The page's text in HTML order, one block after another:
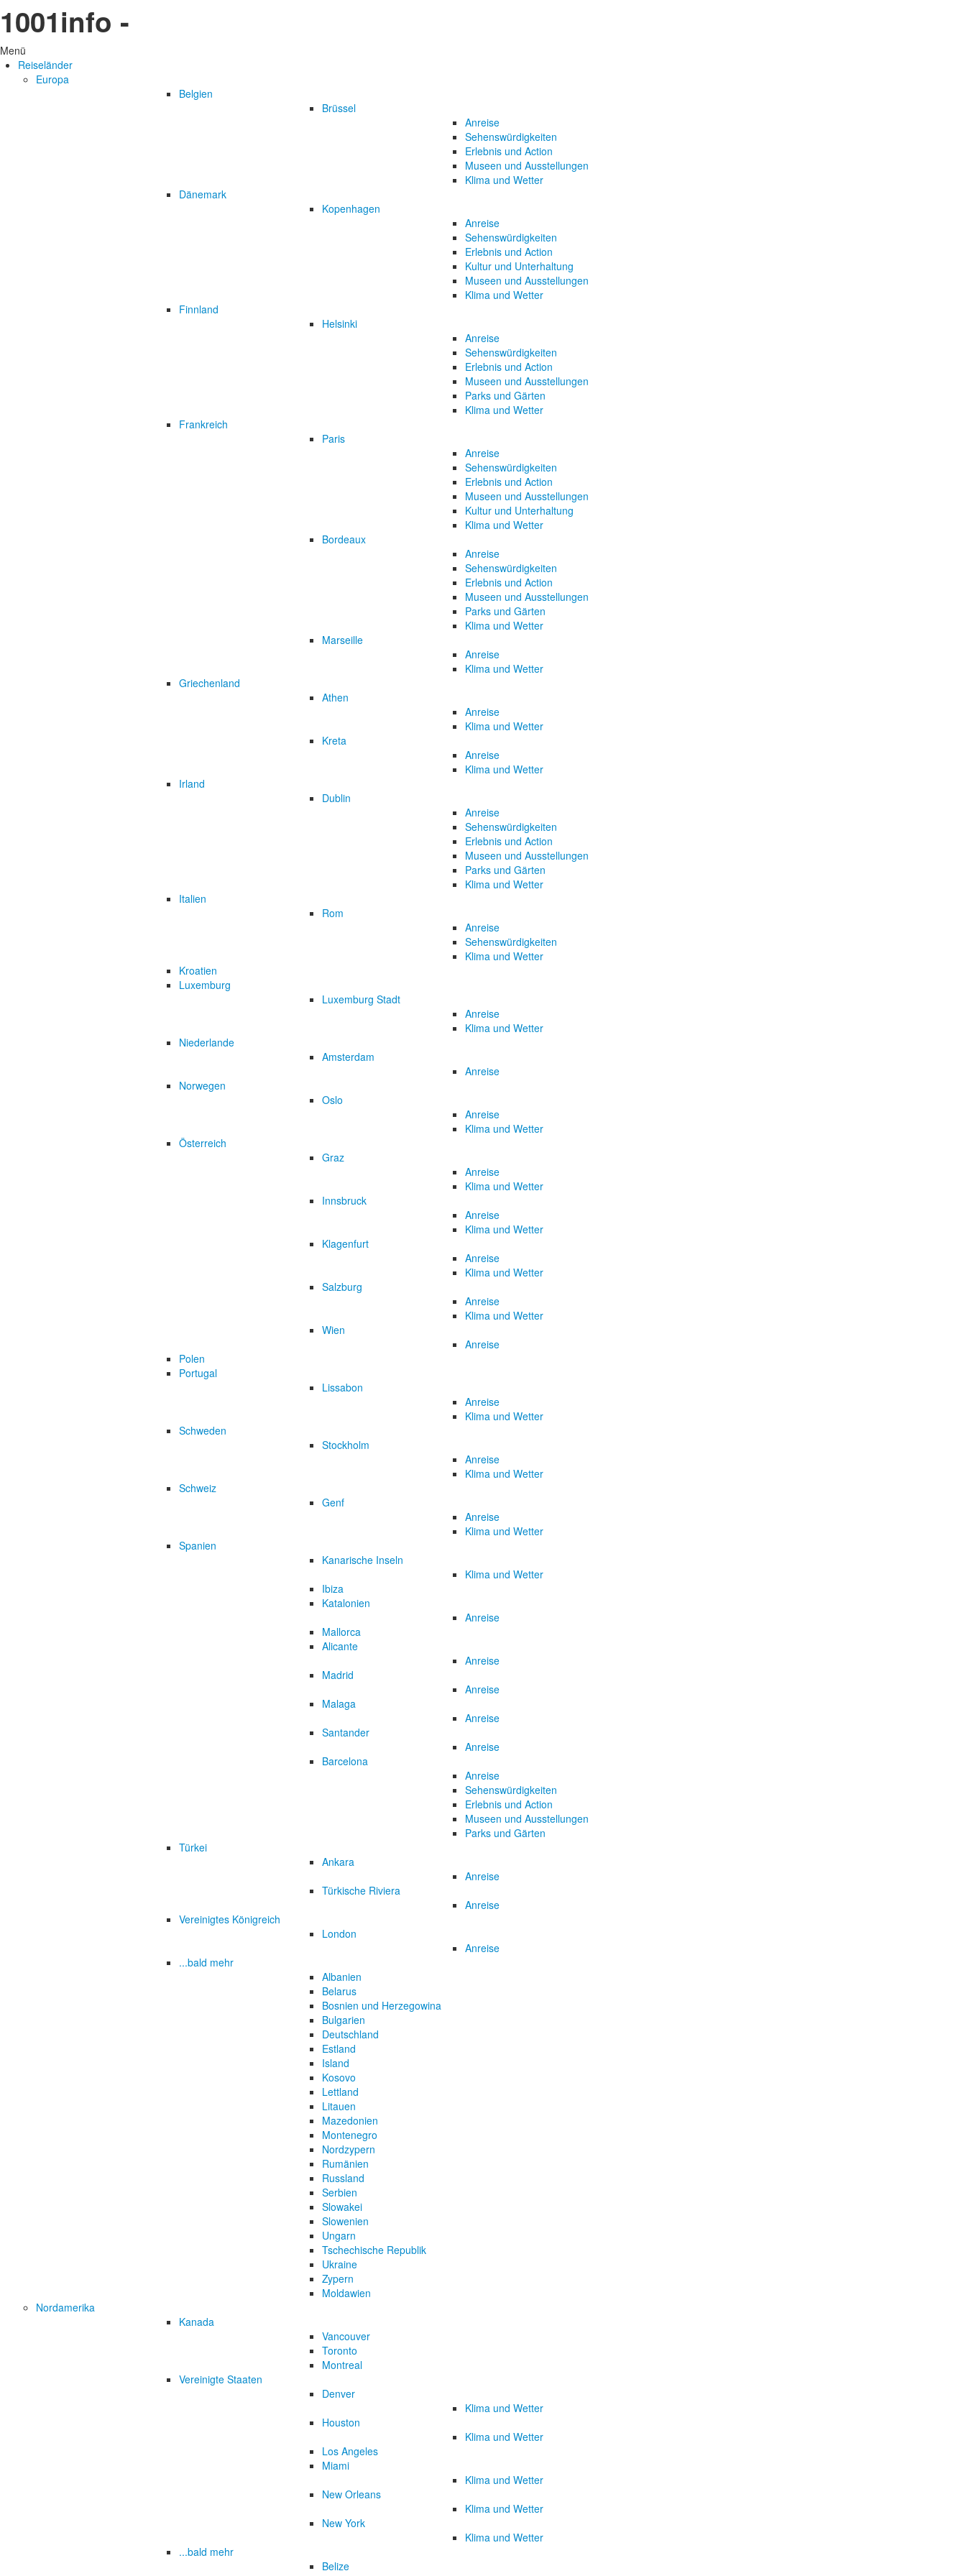
1001info -
Menü
Reiseländer
Europa
Belgien
Brüssel
Anreise
Sehenswürdigkeiten
Erlebnis und Action
Museen und Ausstellungen
Klima und Wetter
Dänemark
Kopenhagen
Anreise
Sehenswürdigkeiten
Erlebnis und Action
Kultur und Unterhaltung
Museen und Ausstellungen
Klima und Wetter
Finnland
Helsinki
Anreise
Sehenswürdigkeiten
Erlebnis und Action
Museen und Ausstellungen
Parks und Gärten
Klima und Wetter
Frankreich
Paris
Anreise
Sehenswürdigkeiten
Erlebnis und Action
Museen und Ausstellungen
Kultur und Unterhaltung
Klima und Wetter
Bordeaux
Anreise
Sehenswürdigkeiten
Erlebnis und Action
Museen und Ausstellungen
Parks und Gärten
Klima und Wetter
Marseille
Anreise
Klima und Wetter
Griechenland
Athen
Anreise
Klima und Wetter
Kreta
Anreise
Klima und Wetter
Irland
Dublin
Anreise
Sehenswürdigkeiten
Erlebnis und Action
Museen und Ausstellungen
Parks und Gärten
Klima und Wetter
Italien
Rom
Anreise
Sehenswürdigkeiten
Klima und Wetter
Kroatien
Luxemburg
Luxemburg Stadt
Anreise
Klima und Wetter
Niederlande
Amsterdam
Anreise
Norwegen
Oslo
Anreise
Klima und Wetter
Österreich
Graz
Anreise
Klima und Wetter
Innsbruck
Anreise
Klima und Wetter
Klagenfurt
Anreise
Klima und Wetter
Salzburg
Anreise
Klima und Wetter
Wien
Anreise
Polen
Portugal
Lissabon
Anreise
Klima und Wetter
Schweden
Stockholm
Anreise
Klima und Wetter
Schweiz
Genf
Anreise
Klima und Wetter
Spanien
Kanarische Inseln
Klima und Wetter
Ibiza
Katalonien
Anreise
Mallorca
Alicante
Anreise
Madrid
Anreise
Malaga
Anreise
Santander
Anreise
Barcelona
Anreise
Sehenswürdigkeiten
Erlebnis und Action
Museen und Ausstellungen
Parks und Gärten
Türkei
Ankara
Anreise
Türkische Riviera
Anreise
Vereinigtes Königreich
London
Anreise
...bald mehr
Albanien
Belarus
Bosnien und Herzegowina
Bulgarien
Deutschland
Estland
Island
Kosovo
Lettland
Litauen
Mazedonien
Montenegro
Nordzypern
Rumänien
Russland
Serbien
Slowakei
Slowenien
Ungarn
Tschechische Republik
Ukraine
Zypern
Moldawien
Nordamerika
Kanada
Vancouver
Toronto
Montreal
Vereinigte Staaten
Denver
Klima und Wetter
Houston
Klima und Wetter
Los Angeles
Miami
Klima und Wetter
New Orleans
Klima und Wetter
New York
Klima und Wetter
...bald mehr
Belize